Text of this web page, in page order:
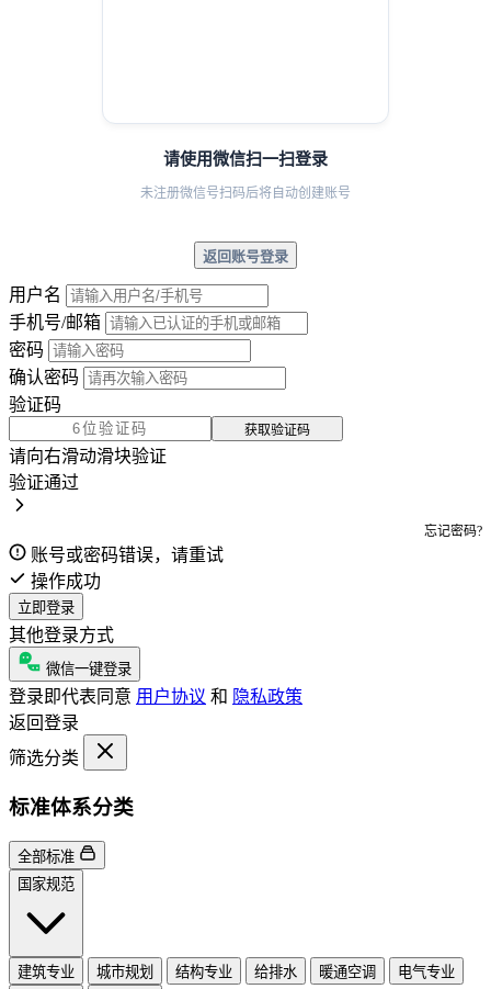
请使用微信扫一扫登录
未注册微信号扫码后将自动创建账号
返回账号登录
用户名
手机号/邮箱
密码
确认密码
验证码
获取验证码
请向右滑动滑块验证
验证通过
忘记密码?
账号或密码错误，请重试
操作成功
立即登录
其他登录方式
微信一键登录
登录即代表同意 用户协议 和 隐私政策
返回登录
筛选分类
标准体系分类
全部标准
国家规范
建筑专业 城市规划 结构专业 给排水 暖通空调
电气专业